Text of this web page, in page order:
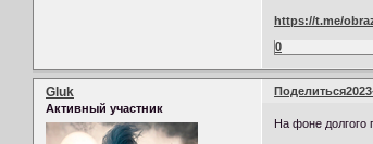
https://t.me/
0
Поделиться
Gluk
Активный участник
На фоне долгого